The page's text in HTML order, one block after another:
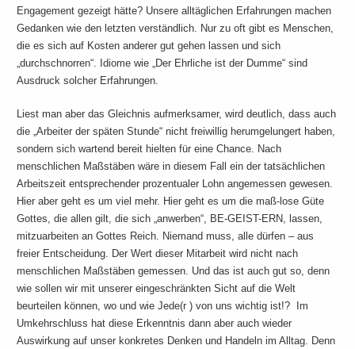
Engagement gezeigt hätte? Unsere alltäglichen Erfahrungen machen
Gedanken wie den letzten verständlich. Nur zu oft gibt es Menschen,
die es sich auf Kosten anderer gut gehen lassen und sich
„durchschnorren“. Idiome wie „Der Ehrliche ist der Dumme“ sind
Ausdruck solcher Erfahrungen.
Liest man aber das Gleichnis aufmerksamer, wird deutlich, dass auch
die „Arbeiter der späten Stunde“ nicht freiwillig herumgelungert haben,
sondern sich wartend bereit hielten für eine Chance. Nach
menschlichen Maßstäben wäre in diesem Fall ein der tatsächlichen
Arbeitszeit entsprechender prozentualer Lohn angemessen gewesen.
Hier aber geht es um viel mehr. Hier geht es um die maß-lose Güte
Gottes, die allen gilt, die sich „anwerben“, BE-GEIST-ERN, lassen,
mitzuarbeiten an Gottes Reich. Niemand muss, alle dürfen – aus
freier Entscheidung. Der Wert dieser Mitarbeit wird nicht nach
menschlichen Maßstäben gemessen. Und das ist auch gut so, denn
wie sollen wir mit unserer eingeschränkten Sicht auf die Welt
beurteilen können, wo und wie Jede(r ) von uns wichtig ist!? Im
Umkehrschluss hat diese Erkenntnis dann aber auch wieder
Auswirkung auf unser konkretes Denken und Handeln im Alltag. Denn